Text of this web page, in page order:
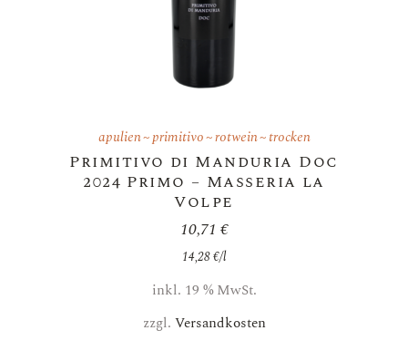
apulien primitivo rotwein trocken
Primitivo di Manduria Doc
2024 Primo – Masseria la
Volpe
10,71 €
14,28€/l
inkl. 19 % MwSt.
zzgl. Versandkosten